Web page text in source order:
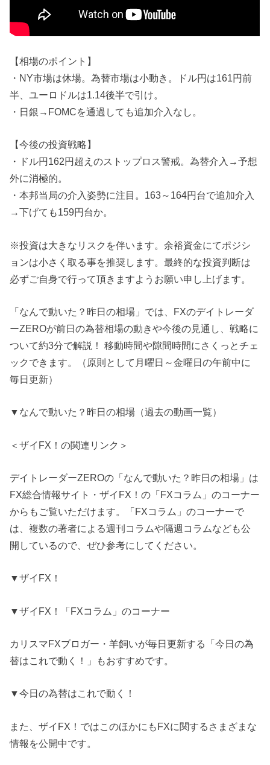
【相場のポイント】
・NY市場は休場。為替市場は小動き。ドル円は161円前
半、ユーロドルは1.14後半で引け。
・日銀→FOMCを通過しても追加介入なし。
【今後の投資戦略】
・ドル円162円超えのストップロス警戒。為替介入→予想
外に消極的。
・本邦当局の介入姿勢に注目。163～164円台で追加介入
→下げても159円台か。
※投資は大きなリスクを伴います。余裕資金にてポジシ
ョンは小さく取る事を推奨します。最終的な投資判断は
必ずご自身で行って頂きますようお願い申し上げます。
「なんで動いた？昨日の相場」では、FXのデイトレーダ
ーZEROが前日の為替相場の動きや今後の見通し、戦略に
ついて約3分で解説！ 移動時間や隙間時間にさくっとチェ
ックできます。（原則として月曜日～金曜日の午前中に
毎日更新）
▼なんで動いた？昨日の相場（過去の動画一覧）
＜ザイFX！の関連リンク＞
デイトレーダーZEROの「なんで動いた？昨日の相場」は
FX総合情報サイト・ザイFX！の「FXコラム」のコーナー
からもご覧いただけます。「FXコラム」のコーナーで
は、複数の著者による週刊コラムや隔週コラムなども公
開しているので、ぜひ参考にしてください。
▼ザイFX！
▼ザイFX！「FXコラム」のコーナー
カリスマFXブロガー・羊飼いが毎日更新する「今日の為
替はこれで動く！」もおすすめです。
▼今日の為替はこれで動く！
また、ザイFX！ではこのほかにもFXに関するさまざまな
情報を公開中です。